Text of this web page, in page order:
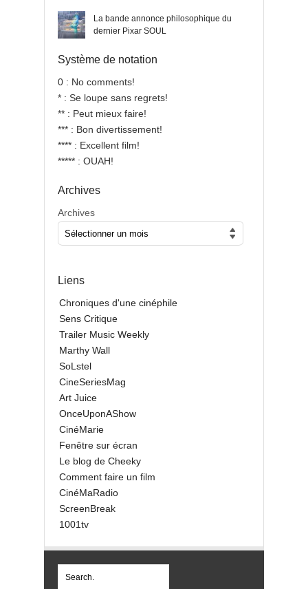
La bande annonce philosophique du
dernier Pixar SOUL
Système de notation
0 : No comments!
* : Se loupe sans regrets!
** : Peut mieux faire!
*** : Bon divertissement!
**** : Excellent film!
***** : OUAH!
Archives
Archives
Liens
Chroniques d'une cinéphile
Sens Critique
Trailer Music Weekly
Marthy Wall
SoLstel
CineSeriesMag
Art Juice
OnceUponAShow
CinéMarie
Fenêtre sur écran
Le blog de Cheeky
Comment faire un film
CinéMaRadio
ScreenBreak
1001tv